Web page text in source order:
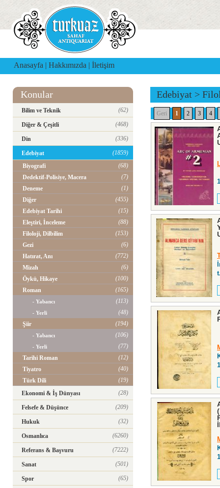
Anasayfa | Hakkımızda | İletişim
Konular
Bilim ve Teknik (62)
Diğer & Çeşitli (468)
Din (336)
Edebiyat
(1859)
Biyografi
(68)
Dedektif-Polisiye, Macera
(7)
Deneme
(1)
Diğer
(455)
Edebiyat Tarihi
(15)
Eleştiri, İnceleme
(88)
Filoloji, Dilbilim
(153)
Gezi
(6)
Hatırat, Anı
(772)
Mizah
(6)
Öykü, Hikaye
(100)
Roman
(165)
- Yabancı (113)
- Yerli
(48)
Şiir
(194)
- Yabancı (106)
- Yerli
(77)
Tarihi Roman
(12)
Tiyatro
(40)
Türk Dili
(19)
Ekonomi & İş Dünyası
(28)
Felsefe & Düşünce (209)
Hukuk (32)
Osmanlıca (6260)
Referans & Başvuru (7222)
Sanat (501)
Spor (65)
Edebiyat >
Geri 1 2 3 4